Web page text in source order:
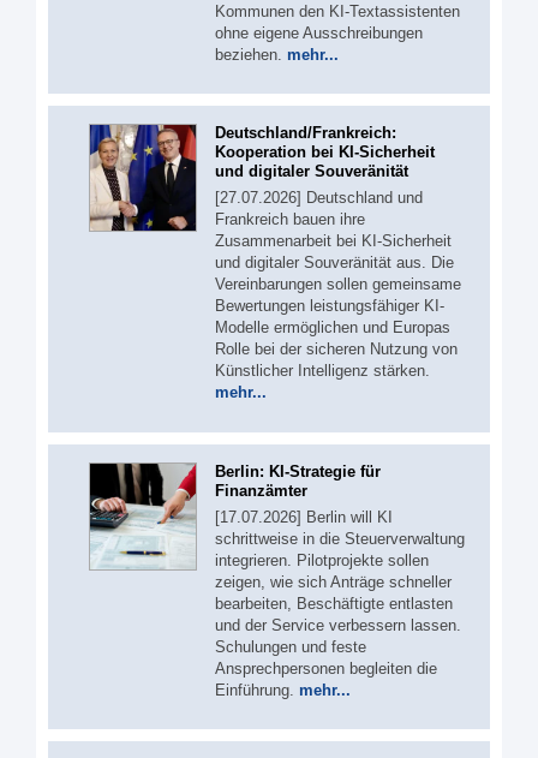
Kommunen den KI-Textassistenten
ohne eigene Ausschreibungen
beziehen. mehr...
Deutschland/Frankreich:
Kooperation bei KI-Sicherheit
und digitaler Souveränität
[27.07.2026] Deutschland und
Frankreich bauen ihre
Zusammenarbeit bei KI-Sicherheit
und digitaler Souveränität aus. Die
Vereinbarungen sollen gemeinsame
Bewertungen leistungsfähiger KI-
Modelle ermöglichen und Europas
Rolle bei der sicheren Nutzung von
Künstlicher Intelligenz stärken.
mehr...
Berlin: KI-Strategie für
Finanzämter
[17.07.2026] Berlin will KI
schrittweise in die Steuerverwaltung
integrieren. Pilotprojekte sollen
zeigen, wie sich Anträge schneller
bearbeiten, Beschäftigte entlasten
und der Service verbessern lassen.
Schulungen und feste
Ansprechpersonen begleiten die
Einführung. mehr...